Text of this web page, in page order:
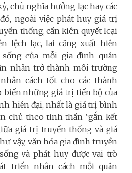
chủ nghĩa hưởng lạc hay các
ngoài việc phát huy giá trị
thống, cần kiên quyết loại
lệch lạc, lai căng xuất hiện
của mỗi gia đình quân
nhân trở thành môi trường
cách tốt cho các thành
biến những giá trị tiến bộ của
hiện đại, nhất là giá trị bình
chủ theo tinh thần “gắn kết
giá trị truyền thống và giá
vậy, văn hóa gia đình truyền
và phát huy được vai trò
triển nhân cách mỗi quân